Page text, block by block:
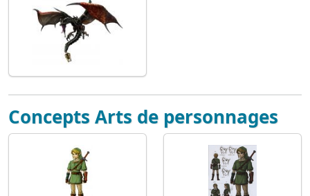
Concepts Arts de personnages